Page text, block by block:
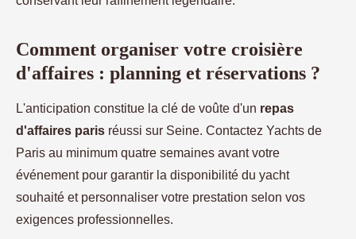
Comment organiser votre croisière
d'affaires : planning et réservations ?
L'anticipation constitue la clé de voûte d'un repas
d'affaires paris réussi sur Seine. Contactez Yachts de
Paris au minimum quatre semaines avant votre
événement pour garantir la disponibilité du yacht
souhaité et personnaliser votre prestation selon vos
exigences professionnelles.